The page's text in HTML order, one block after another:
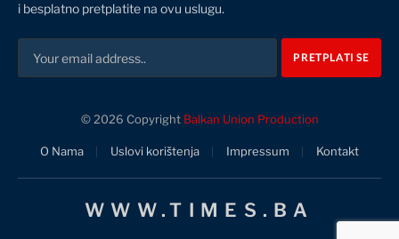
i besplatno pretplatite na ovu uslugu.
© 2026 Copyright Balkan Union Production
O Nama Uslovi korištenja Impressum Kontakt
WWW.TIMES.BA